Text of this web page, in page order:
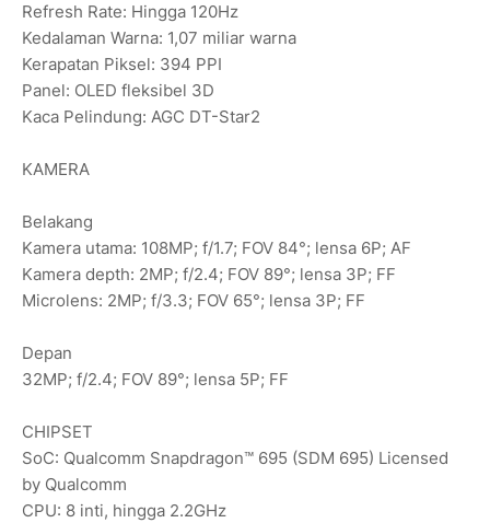
Refresh Rate: Hingga 120Hz
Kedalaman Warna: 1,07 miliar warna
Kerapatan Piksel: 394 PPI
Panel: OLED fleksibel 3D
Kaca Pelindung: AGC DT-Star2
KAMERA
Belakang
Kamera utama: 108MP; f/1.7; FOV 84°; lensa 6P; AF
Kamera depth: 2MP; f/2.4; FOV 89°; lensa 3P; FF
Microlens: 2MP; f/3.3; FOV 65°; lensa 3P; FF
Depan
32MP; f/2.4; FOV 89°; lensa 5P; FF
CHIPSET
SoC: Qualcomm Snapdragon™ 695 (SDM 695) Licensed
by Qualcomm
CPU: 8 inti, hingga 2.2GHz